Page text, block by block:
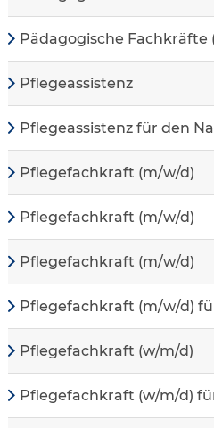
Pädagogische Fachkräfte
Pflegeassistenz
Pflegeassistenz für den
Pflegefachkraft (m/w/d)
Pflegefachkraft (m/w/d)
Pflegefachkraft (m/w/d)
Pflegefachkraft (m/w/d)
Pflegefachkraft (w/m/d)
Pflegefachkraft (w/m/d)